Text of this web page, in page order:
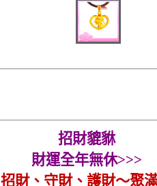
招財貔貅
財運全年無休>>>
招財、守財、護財～聚